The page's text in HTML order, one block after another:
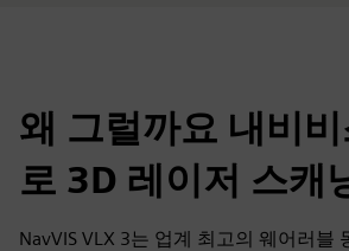
왜 그럴까요 내비
로 3D 레이저 스캐
NavVIS VLX 3는 업계 최고의 웨어러블